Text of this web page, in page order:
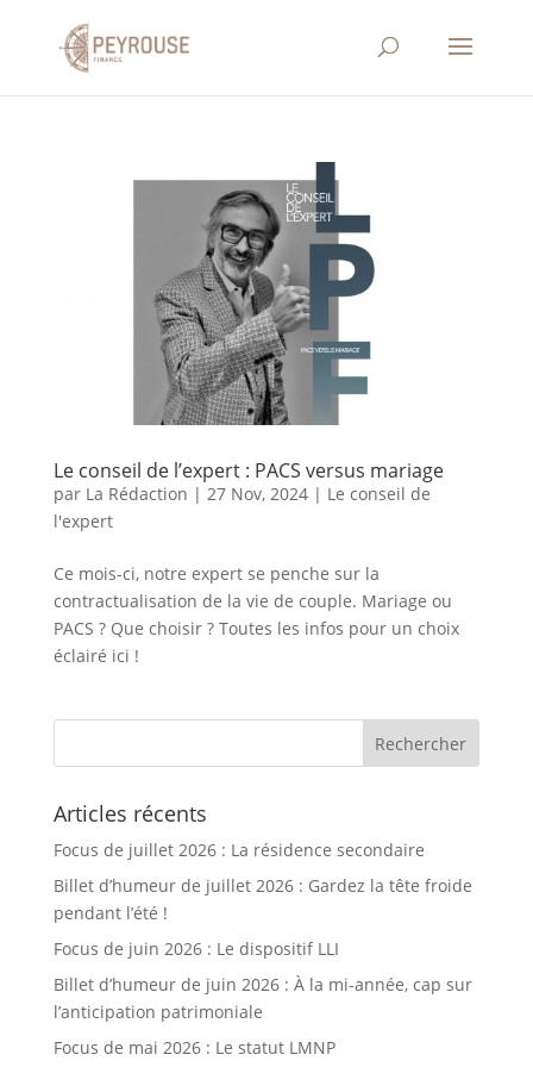
Le conseil de l’expert : PACS versus mariage
par La Rédaction | 27 Nov, 2024| Le conseil de
l'expert
Ce mois-ci, notre expert se penche sur la
contractualisation de la vie de couple. Mariage ou
PACS ? Que choisir ? Toutes les infos pour un choix
éclairé ici !
Articles récents
Focus de juillet 2026 : La résidence secondaire
Billet d’humeur de juillet 2026 : Gardez la tête froide
pendant l’été !
Focus de juin 2026 : Le dispositif LLI
Billet d’humeur de juin 2026 : À la mi-année, cap sur
l’anticipation patrimoniale
Focus de mai 2026 : Le statut LMNP